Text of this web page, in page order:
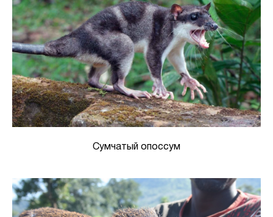
Сумчатый опоссум